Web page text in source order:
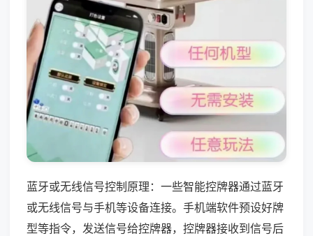
蓝牙或无线信号控制原理：一些智能控牌器通过蓝牙
或无线信号与手机等设备连接。手机端软件预设好牌
型等指令，发送信号给控牌器，控牌器接收到信号后